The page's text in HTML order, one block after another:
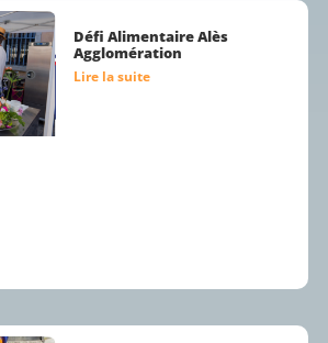
Défi Alimentaire Alès
Agglomération
Lire la suite